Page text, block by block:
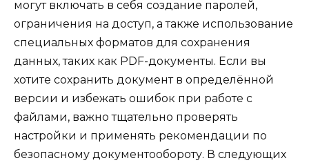
могут включать в себя создание паролей,
ограничения на доступ, а также использование
специальных форматов для сохранения
данных, таких как PDF-документы. Если вы
хотите сохранить документ в определённой
версии и избежать ошибок при работе с
файлами, важно тщательно проверять
настройки и применять рекомендации по
безопасному документообороту. В следующих